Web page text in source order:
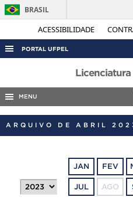
ACESSIBILIDADE
BRASIL
PORTAL UFPEL
ACESSO À INFORMAÇÃO
AUDITORIA
CONCURSOS
OUVIDORIA
Licenciatura
MENU
ARQUIVO DE ABRIL
JAN FEV
JUL AGO